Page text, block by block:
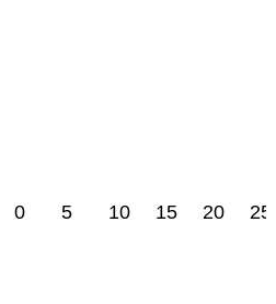
0 5 10 15 20 25